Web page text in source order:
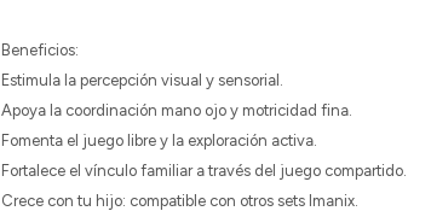
Beneficios:
Estimula la percepción visual y sensorial.
Apoya la coordinación mano ojo y motricidad fina.
Fomenta el juego libre y la exploración activa.
Fortalece el vínculo familiar a través del juego compartido.
Crece con tu hijo: compatible con otros sets Imanix.